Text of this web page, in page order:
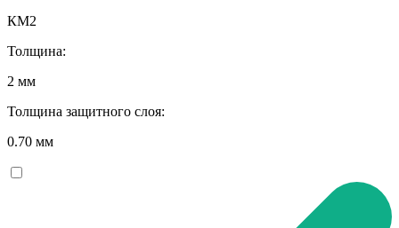
КМ2
Толщина:
2 мм
Толщина защитного слоя:
0.70 мм